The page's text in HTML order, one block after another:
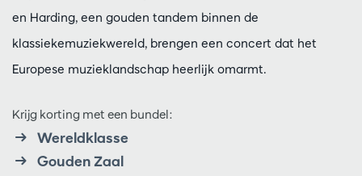
en Harding, een gouden tandem binnen de
klassiekemuziekwereld, brengen een concert dat het
Europese muzieklandschap heerlijk omarmt.
Krijg korting met een bundel:
Wereldklasse
Gouden Zaal